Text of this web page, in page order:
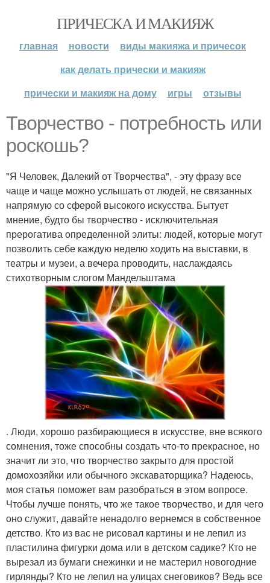
ПРИЧЕСКА И МАКИЯЖ
главная новости
виды макияжа и причесок
как делать прически и макияж
прически и макияж на дому
игры отзывы
Творчество - потребность или
роскошь?
"Я Человек, Далекий от Творчества", - эту фразу все
чаще и чаще можно услышать от людей, не связанных
напрямую со сферой высокого искусства. Бытует
мнение, будто бы творчество - исключительная
прерогатива определенной элиты: людей, которые могут
позволить себе каждую неделю ходить на выставки, в
театры и музеи, а вечера проводить, наслаждаясь
стихотворным слогом Мандельштама
. Люди, хорошо разбирающиеся в искусстве, вне всякого
сомнения, тоже способны создать что-то прекрасное, но
значит ли это, что творчество закрыто для простой
домохозяйки или обычного экскаваторщика? Надеюсь,
моя статья поможет вам разобраться в этом вопросе.
Чтобы лучше понять, что же такое творчество, и для чего
оно служит, давайте ненадолго вернемся в собственное
детство. Кто из вас не рисовал картины и не лепил из
пластилина фигурки дома или в детском садике? Кто не
вырезал из бумаги снежинки и не мастерил новогодние
гирлянды? Кто не лепил на улицах снеговиков? Ведь все